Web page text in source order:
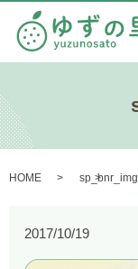
HOME
2017/10/19